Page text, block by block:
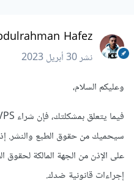
Hafez
نشر30 أبريل 2023
وعليكم السلام،
سيحميك من حقوق الطبع والنشر.
على الإذن من الجهة المالكة لحقوق
إجراءات قانونية ضدك.